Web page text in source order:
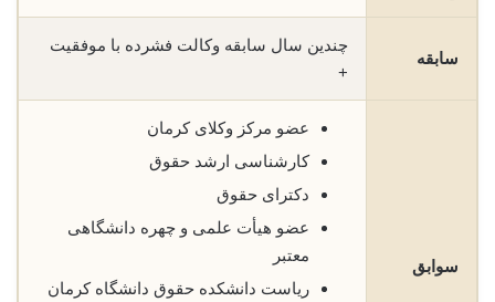
سابقه
چندین سال سابقه وکالت فشرده با موفقیت
+
سوابق
عضو مرکز وکلای کرمان
کارشناسی ارشد حقوق
دکترای حقوق
عضو هیأت علمی و چهره دانشگاهی
معتبر
ریاست دانشکده حقوق دانشگاه کرمان